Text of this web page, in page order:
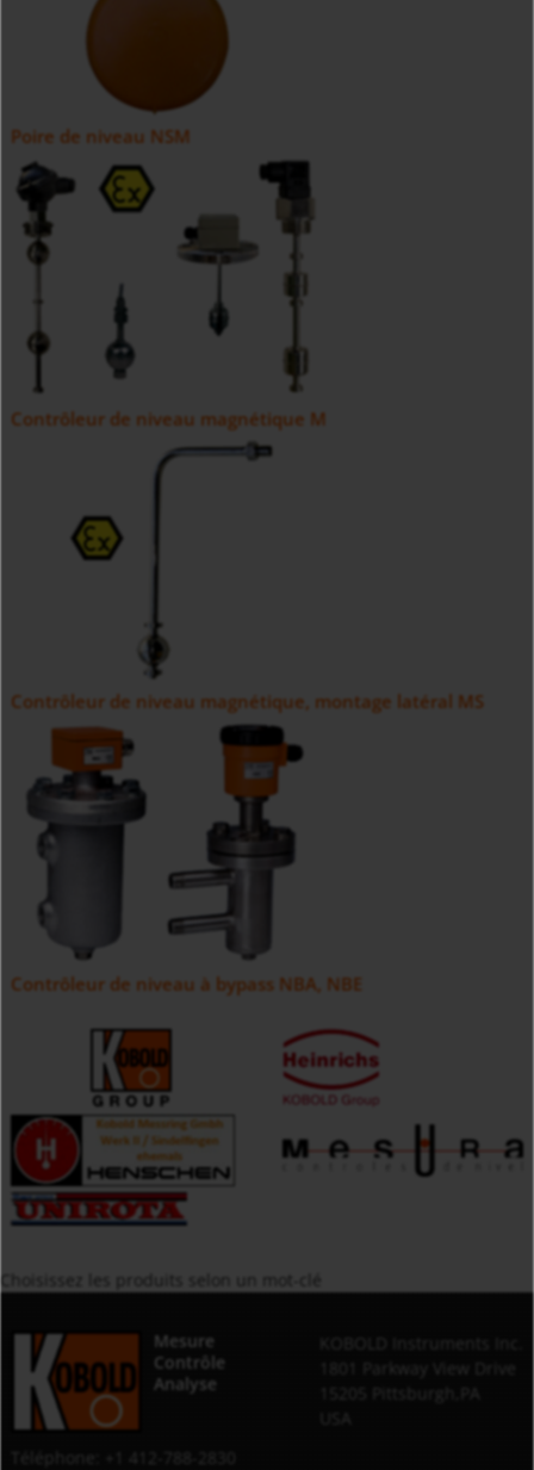
Poire de niveau NSM
Contrôleur de niveau magnétique M
Contrôleur de niveau magnétique, montage latéral MS
Contrôleur de niveau à bypass NBA, NBE
Mesure
Contrôle
Analyse